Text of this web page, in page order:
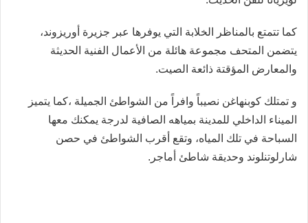
كما تتمتع بالمناظر الخلابة التي يوفرها عبر جزيرة أوريزوند،
يتضمن المتحف مجموعة هائلة من الأعمال الفنية الحديثة
والمعارض المؤقتة ذائعة الصيت.
و تمتلك كوبنهاغن نصيباً وافراً من الشواطئ الجميلة ،كما يتميز
الميناء الداخلي للمدينة بمياهه الصافية لدرجة يمكنك معها
السباحة في تلك المياه، وتقع أقرب الشواطئ في حصن
شارلوتنلوند وحديقة شاطئ أماجر.